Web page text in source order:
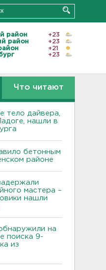
район
+23
район
+23
+21
+23
Что читают
тело дайвера,
нашли в
бетонным
районе
мастера –
нашли
на
поиска 9-
из